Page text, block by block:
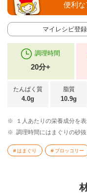
マイレシピ登録
便利
調理時間
20分+
たんぱく質
4.0g
脂質
10.9g
※
１人あたりの栄養成分を表
※ 調理時間にはまぐりの砂
はまぐり ブロッコリー